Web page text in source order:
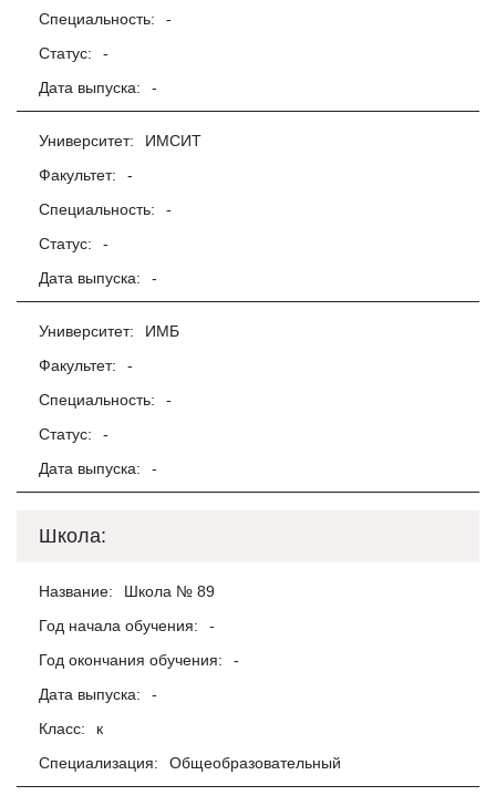
Специальность:
-
Статус:
-
Дата выпуска:
-
Университет:
ИМСИТ
Факультет:
-
Специальность:
-
Статус:
-
Дата выпуска:
-
Университет:
ИМБ
Факультет:
-
Специальность:
-
Статус:
-
Дата выпуска:
-
Школа:
Название:
Школа № 89
Год начала обучения:
-
Год окончания обучения:
-
Дата выпуска:
-
Класс:
к
Специализация:
Общеобразовательный